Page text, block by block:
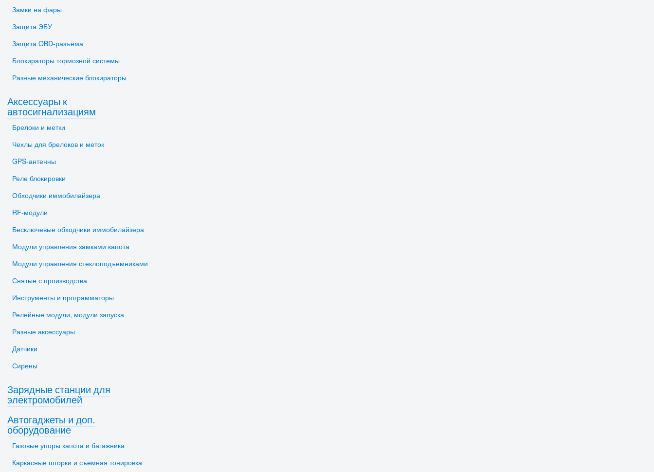
Замки на фары
Защита ЭБУ
Защита OBD-разъёма
Блокираторы тормозной системы
Разные механические блокираторы
Аксессуары к
автосигнализациям
Брелоки и метки
Чехлы для брелоков и меток
GPS-антенны
Реле блокировки
Обходчики иммобилайзера
RF-модули
Бесключевые обходчики иммобилайзера
Модули управления замками капота
Модули управления стеклоподъемниками
Снятые с производства
Инструменты и программаторы
Релейные модули, модули запуска
Разные аксессуары
Датчики
Сирены
Зарядные станции для
электромобилей
Автогаджеты и доп.
оборудование
Газовые упоры капота и багажника
Каркасные шторки и съемная тонировка